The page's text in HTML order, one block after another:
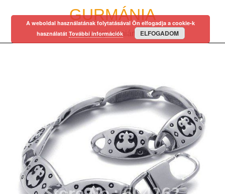
GURMÁNIA
egy régi mániám…
A weboldal használatának folytatásával Ön elfogadja a cookie-k
használatát További információk ELFOGADOM